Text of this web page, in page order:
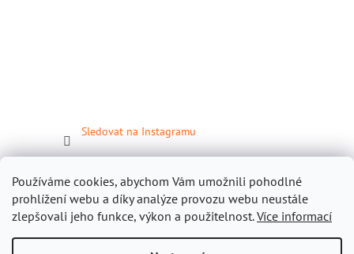
Používáme cookies, abychom Vám umožnili pohodlné
prohlížení webu a díky analýze provozu webu neustále
zlepšovali jeho funkce, výkon a použitelnost.Více informací
Sledovat na Instagramu
Facebook